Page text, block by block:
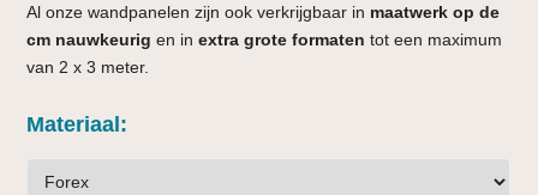
Al onze wandpanelen zijn ook verkrijgbaar in maatwerk op de
cm nauwkeurig en inextra grote formatentot een maximum
van 2 x 3 meter.
Materiaal